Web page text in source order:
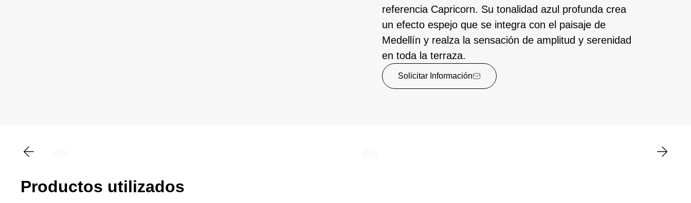
referencia Capricorn. Su tonalidad azul profunda crea
un efecto espejo que se integra con el paisaje de
Medellín y realza la sensación de amplitud y serenidad
en toda la terraza.
Solicitar Información
Productos utilizados